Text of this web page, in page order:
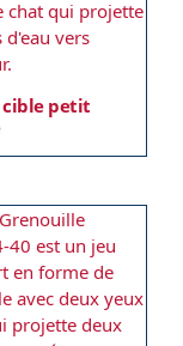
cible petit